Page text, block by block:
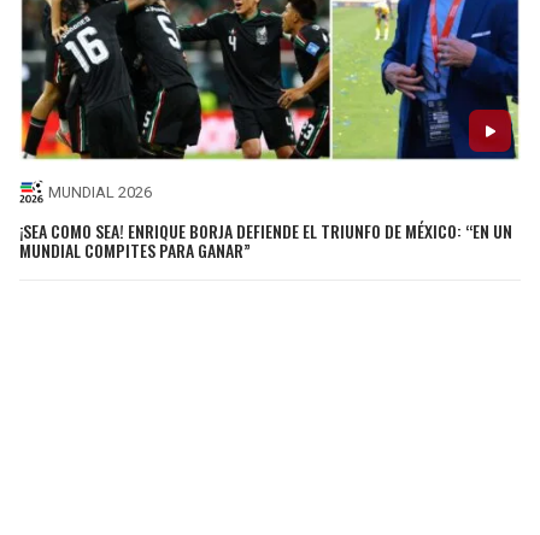
MUNDIAL 2026
¡SEA COMO SEA! ENRIQUE BORJA DEFIENDE EL TRIUNFO DE MÉXICO: “EN UN
MUNDIAL COMPITES PARA GANAR”